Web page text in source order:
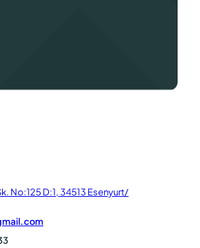
No:125 D:1, 34513 Esenyurt/